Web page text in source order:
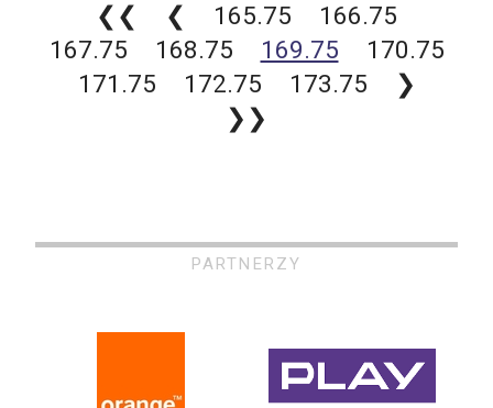
❮❮ ❮ 165.75
166.75
167.75
168.75 169.75
170.75
171.75
172.75 173.75
❯
❯❯
PARTNERZY